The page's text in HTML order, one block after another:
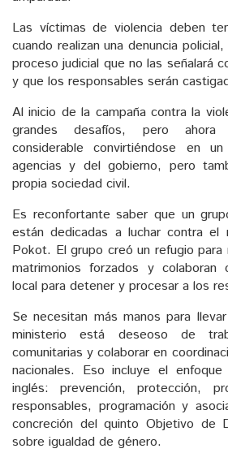
Las víctimas de violencia deben
cuando realizan una denuncia
proceso judicial que no las señalará
y que los responsables serán
Al inicio de la campaña contra la
grandes desafíos, pero
considerable convirtiéndose en
agencias y del gobierno, pero
propia sociedad civil.
Es reconfortante saber que un
están dedicadas a luchar contra el
Pokot. El grupo creó un refugio para
matrimonios forzados y colaboran
local para detener y procesar a los
Se necesitan más manos para
ministerio está deseoso de
comunitarias y colaborar en
nacionales. Eso incluye el
inglés: prevención, protección,
responsables, programación y
concreción del quinto Objetivo de
sobre igualdad de género.